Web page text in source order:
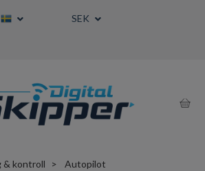
SEK
& kontroll
Autopilot